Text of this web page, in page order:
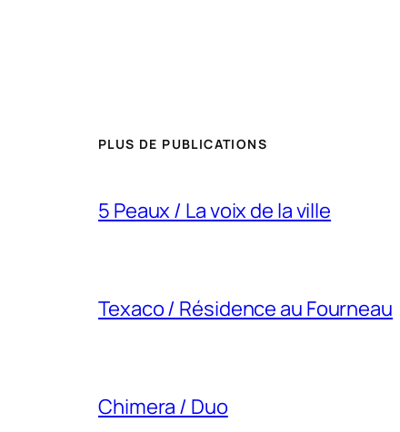
PLUS DE PUBLICATIONS
5 Peaux / La voix de la ville
Texaco / Résidence au Fourneau
Chimera / Duo